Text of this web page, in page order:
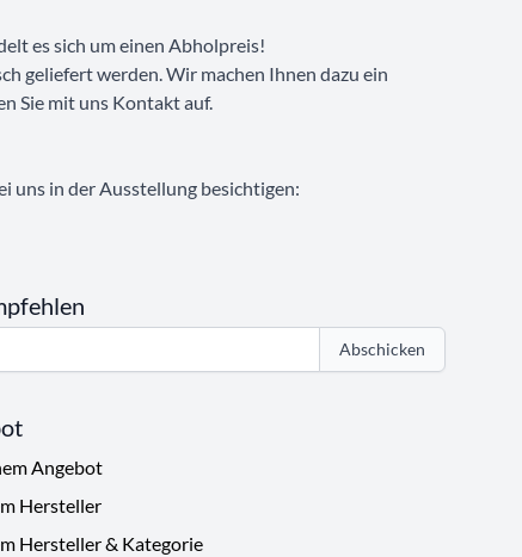
es sich um einen Abholpreis!
geliefert werden. Wir machen Ihnen dazu ein
Sie mit uns Kontakt auf.
uns in der Ausstellung besichtigen:
Abschicken
Angebot
Hersteller
Hersteller & Kategorie